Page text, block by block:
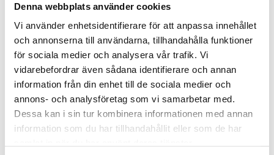
Denna webbplats använder cookies
Vi använder enhetsidentifierare för att anpassa innehållet
och annonserna till användarna, tillhandahålla funktioner
för sociala medier och analysera vår trafik. Vi
vidarebefordrar även sådana identifierare och annan
information från din enhet till de sociala medier och
annons- och analysföretag som vi samarbetar med.
Dessa kan i sin tur kombinera informationen med annan
information som du har tillhandahållit eller som de har
kommun
Nacka är en av de svenska kommuner som växer
snabbast – både om man jämför med kommuner i
Stockholms län och övriga landet. De senaste tio åren har
Nackas befolkning ökat med runt 1 700 personer årligen
och bostadsbyggandet beräknas vara mycket högt. Är du
en av de många som flyttat till denna vackra och